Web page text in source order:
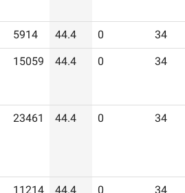
5914 44.4 0 34
15059 44.4 0 34
23461 44.4 0 34
11214 44.4 0 34